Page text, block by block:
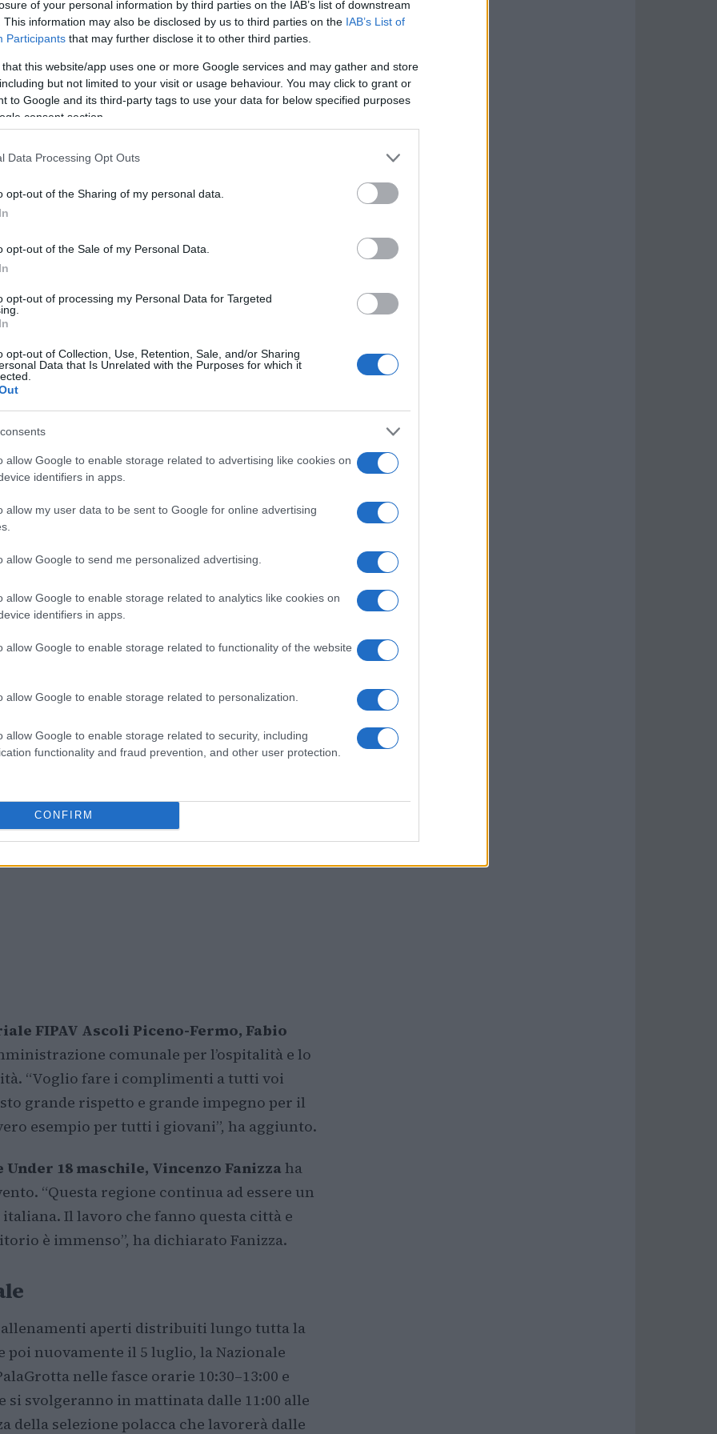
of your personal information by third parties on the IAB’s list of downstream
This information may also be disclosed by us to third parties on the IAB’s List of
Participants that may further disclose it to other third parties.
that this website/app uses one or more Google services and may gather and store
but not limited to your visit or usage behaviour. You may click to grant or
to Google and its third-party tags to use your data for below specified purposes
consent section.
Data Processing Opt Outs
opt-out of the Sharing of my personal data.
opt-out of the Sale of my Personal Data.
opt-out of processing my Personal Data for Targeted
opt-out of Collection, Use, Retention, Sale, and/or Sharing
Data that Is Unrelated with the Purposes for which it
allow Google to enable storage related to advertising like cookies on
identifiers in apps.
allow my user data to be sent to Google for online advertising
allow Google to send me personalized advertising.
allow Google to enable storage related to analytics like cookies on
identifiers in apps.
allow Google to enable storage related to functionality of the website
allow Google to enable storage related to personalization.
allow Google to enable storage related to security, including
functionality and fraud prevention, and other user protection.
CONFIRM
azzurri si allenano a ritmo serrato,
e preparazione tattica. Un’occasione
vicino il percorso di una delle selezioni più
italiano.
marchigiano
Le
grazie alla qualità delle strutture e alla
sa esprimere. Il
Ascoli Piceno – Fermoha accolto con
un ringraziamento. “Avervi qui per questo
Polonia, prima dei Campionati Europei è
FIPAV Ascoli Piceno-Fermo, Fabio
comunale per l’ospitalità e lo
“Voglio fare i complimenti a tutti voi
grande rispetto e grande impegno per il
esempio per tutti i giovani”, ha aggiunto.
18 maschile, Vincenzo Fanizza ha
“Questa regione continua ad essere un
Il lavoro che fanno questa città e
è immenso”, ha dichiarato Fanizza.
aperti distribuiti lungo tutta la
poi nuovamente il 5 luglio, la Nazionale
nelle fasce orarie 10:30–13:00 e
si svolgeranno in mattinata dalle 11:00 alle
della selezione polacca che lavorerà dalle